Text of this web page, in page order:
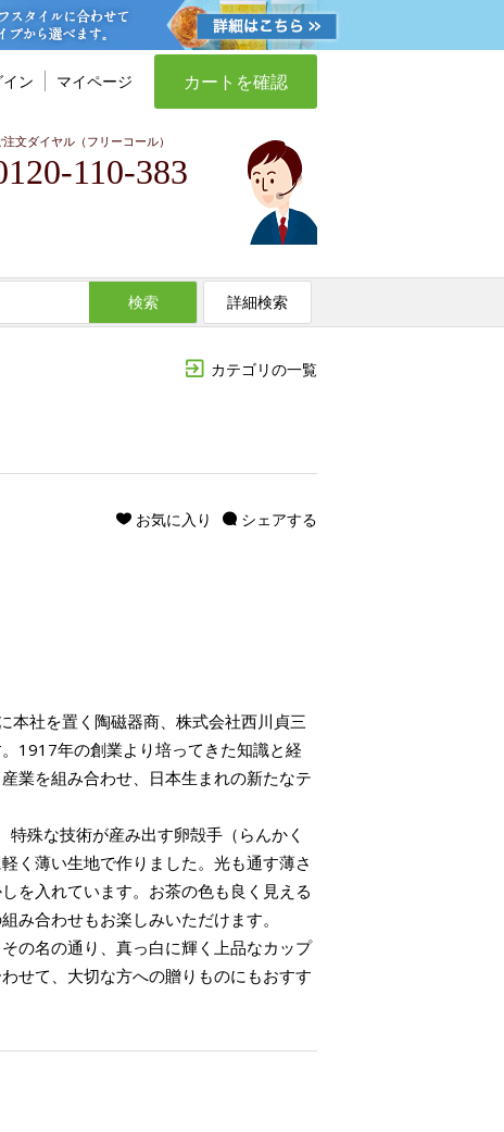
イン マイページ カートを確認
注文ダイヤル（フリーコール）
110-383
検索 詳細検索
カテゴリの一覧
シェアする
お気に入り
本社を置く陶磁器商、株式会社西川貞三
1917年の創業より培ってきた知識と経
業を組み合わせ、日本生まれの新たなテ
殊な技術が産み出す卵殻手（らんかく
く薄い生地で作りました。光も通す薄さ
を入れています。お茶の色も良く見える
み合わせもお楽しみいただけます。
の名の通り、真っ白に輝く上品なカップ
せて、大切な方への贈りものにもおすす